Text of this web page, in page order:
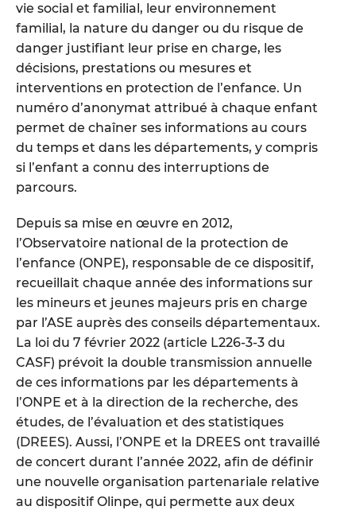
vie social et familial, leur environnement
familial, la nature du danger ou du risque de
danger justifiant leur prise en charge, les
décisions, prestations ou mesures et
interventions en protection de l’enfance. Un
numéro d’anonymat attribué à chaque enfant
permet de chaîner ses informations au cours
du temps et dans les départements, y compris
si l’enfant a connu des interruptions de
parcours.
Depuis sa mise en œuvre en 2012,
l’Observatoire national de la protection de
l’enfance (ONPE), responsable de ce dispositif,
recueillait chaque année des informations sur
les mineurs et jeunes majeurs pris en charge
par l’ASE auprès des conseils départementaux.
La loi du 7 février 2022 (article L226-3-3 du
CASF) prévoit la double transmission annuelle
de ces informations par les départements à
l’ONPE et à la direction de la recherche, des
études, de l’évaluation et des statistiques
(DREES). Aussi, l’ONPE et la DREES ont travaillé
de concert durant l’année 2022, afin de définir
une nouvelle organisation partenariale relative
au dispositif Olinpe, qui permette aux deux